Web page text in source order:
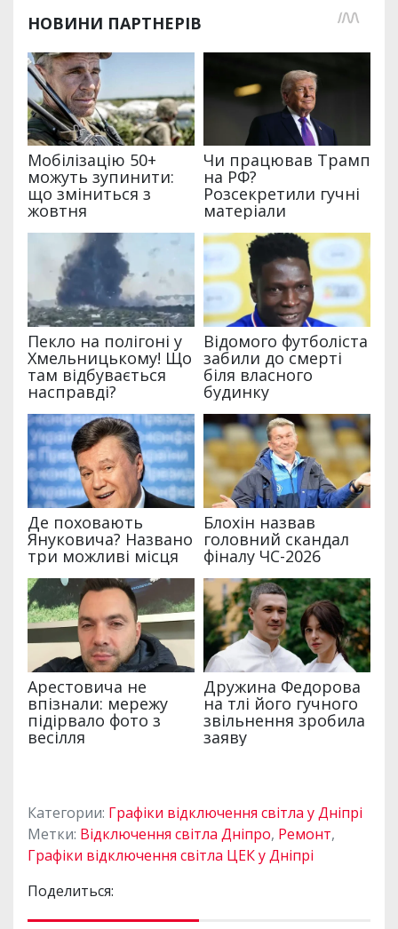
Категории: Графіки відключення світла у Дніпрі
Метки: Відключення світла Дніпро, Ремонт,
Графіки відключення світла ЦЕК у Дніпрі
Поделиться: